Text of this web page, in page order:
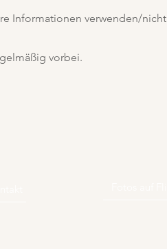
Informationen verwenden/nicht
vorbei.